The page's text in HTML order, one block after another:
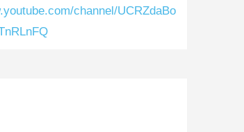
channel/UCRZdaBo